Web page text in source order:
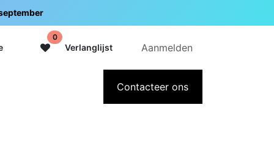
0
Verlanglijst Aanmelden
Over IntermediContacteer ons